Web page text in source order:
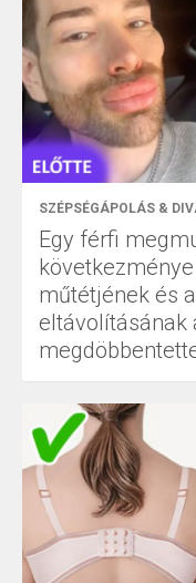
SZÉPSÉGÁPOLÁS &
Egy férfi
műtétjének és
eltávolításának